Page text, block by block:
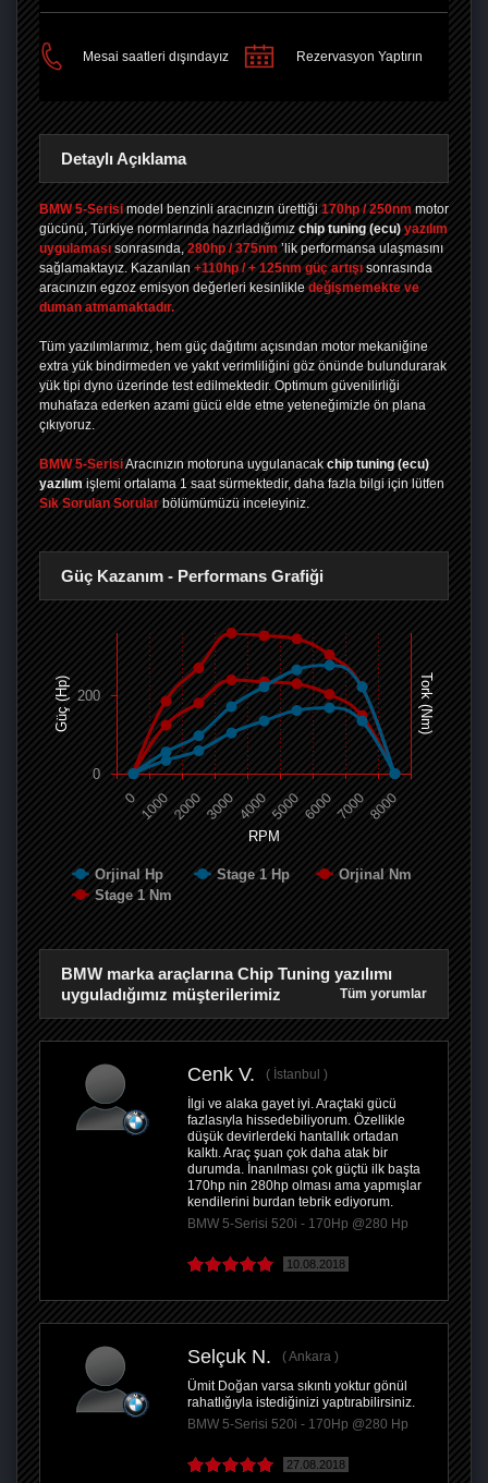
Mesai saatleri dışındayız Rezervasyon Yaptırın
Detaylı Açıklama
BMW 5-Serisi model benzinli aracınızın ürettiği 170hp / 250nm motor
gücünü, Türkiye normlarında hazırladığımız chip tuning (ecu) yazılım
uygulaması sonrasında, 280hp / 375nm ’lik performansa ulaşmasını
sağlamaktayız. Kazanılan +110hp / + 125nm güç artışı sonrasında
aracınızın egzoz emisyon değerleri kesinlikle değişmemekte ve
duman atmamaktadır.
Tüm yazılımlarımız, hem güç dağıtımı açısından motor mekaniğine
extra yük bindirmeden ve yakıt verimliliğini göz önünde bulundurarak
yük tipi dyno üzerinde test edilmektedir. Optimum güvenilirliği
muhafaza ederken azami gücü elde etme yeteneğimizle ön plana
çıkıyoruz.
BMW 5-SerisiAracınızın motoruna uygulanacak chip tuning (ecu)
yazılım işlemi ortalama 1 saat sürmektedir, daha fazla bilgi için lütfen
Sık Sorulan Sorular bölümümüzü inceleyiniz.
Güç Kazanım - Performans Grafiği
RPM
Güç (Hp) Tork (Nm)
Orjinal Hp Stage 1 Hp
Orjinal Nm
Stage 1 Nm
0 100020003000 40005000600070008000
0
200
BMW marka araçlarına Chip Tuning yazılımı
uyguladığımız müşterilerimiz
Tüm yorumlar
Cenk V.
İstanbul
İlgi ve alaka gayet iyi. Araçtaki gücü
fazlasıyla hissedebiliyorum. Özellikle
düşük devirlerdeki hantallık ortadan
kalktı. Araç şuan çok daha atak bir
durumda. İnanılması çok güçtü ilk başta
170hp nin 280hp olması ama yapmışlar
kendilerini burdan tebrik ediyorum.
BMW 5-Serisi 520i - 170Hp @280 Hp
10.08.2018
Selçuk N.
Ankara
Ümit Doğan varsa sıkıntı yoktur gönül
rahatlığıyla istediğinizi yaptırabilirsiniz.
BMW 5-Serisi 520i - 170Hp @280 Hp
27.08.2018